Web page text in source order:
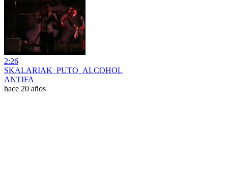
2:26
SKALARIAK_PUTO_ALCOHOL
ANTIFA
hace 20 años